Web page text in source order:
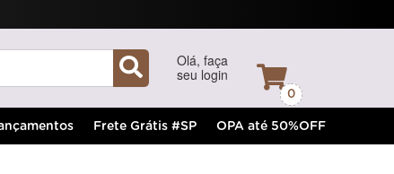
Olá, faça
seu login
0
Frete Grátis #SP OPA até 50%OFF